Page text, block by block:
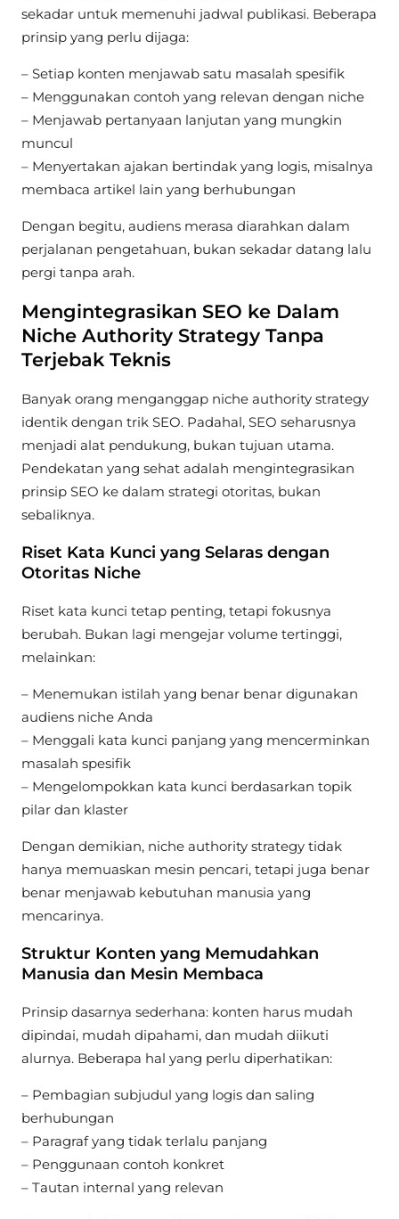
sekadar untuk memenuhi jadwal publikasi. Beberapa
prinsip yang perlu dijaga:
– Setiap konten menjawab satu masalah spesifik
– Menggunakan contoh yang relevan dengan niche
– Menjawab pertanyaan lanjutan yang mungkin
muncul
– Menyertakan ajakan bertindak yang logis, misalnya
membaca artikel lain yang berhubungan
Dengan begitu, audiens merasa diarahkan dalam
perjalanan pengetahuan, bukan sekadar datang lalu
pergi tanpa arah.
Mengintegrasikan SEO ke Dalam
Niche Authority Strategy Tanpa
Terjebak Teknis
Banyak orang menganggap niche authority strategy
identik dengan trik SEO. Padahal, SEO seharusnya
menjadi alat pendukung, bukan tujuan utama.
Pendekatan yang sehat adalah mengintegrasikan
prinsip SEO ke dalam strategi otoritas, bukan
sebaliknya.
Riset Kata Kunci yang Selaras dengan
Otoritas Niche
Riset kata kunci tetap penting, tetapi fokusnya
berubah. Bukan lagi mengejar volume tertinggi,
melainkan:
– Menemukan istilah yang benar benar digunakan
audiens niche Anda
– Menggali kata kunci panjang yang mencerminkan
masalah spesifik
– Mengelompokkan kata kunci berdasarkan topik
pilar dan klaster
Dengan demikian, niche authority strategy tidak
hanya memuaskan mesin pencari, tetapi juga benar
benar menjawab kebutuhan manusia yang
mencarinya.
Struktur Konten yang Memudahkan
Manusia dan Mesin Membaca
Prinsip dasarnya sederhana: konten harus mudah
dipindai, mudah dipahami, dan mudah diikuti
alurnya. Beberapa hal yang perlu diperhatikan:
– Pembagian subjudul yang logis dan saling
berhubungan
– Paragraf yang tidak terlalu panjang
– Penggunaan contoh konkret
– Tautan internal yang relevan